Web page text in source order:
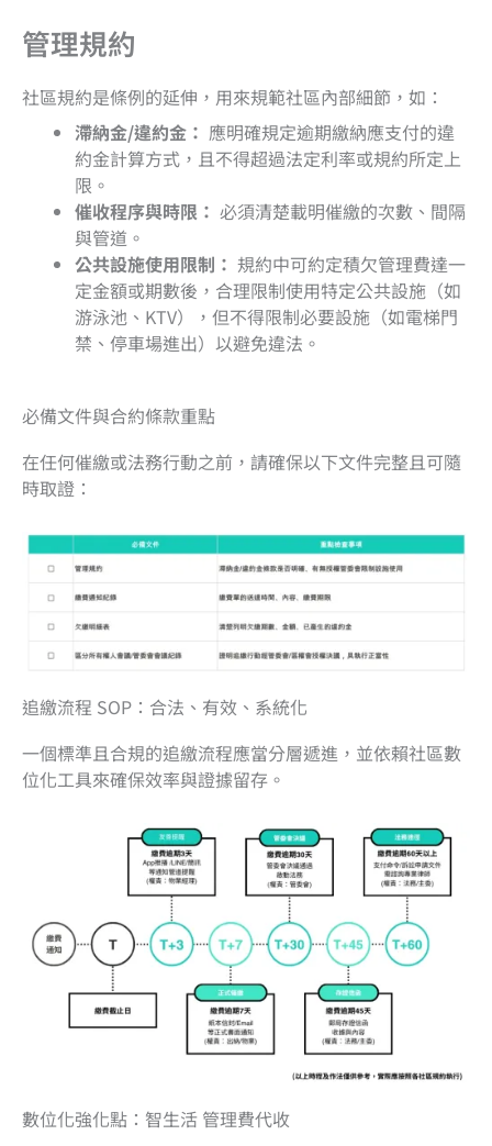
管理規約
社區規約是條例的延伸，用來規範社區內部細節，如：
滯納金/違約金： 應明確規定逾期繳納應支付的違
約金計算方式，且不得超過法定利率或規約所定上
限。
催收程序與時限： 必須清楚載明催繳的次數、間隔
與管道。
公共設施使用限制： 規約中可約定積欠管理費達一
定金額或期數後，合理限制使用特定公共設施（如
游泳池、KTV），但不得限制必要設施（如電梯門
禁、停車場進出）以避免違法。
必備文件與合約條款重點
在任何催繳或法務行動之前，請確保以下文件完整且可隨
時取證：
追繳流程 SOP：合法、有效、系統化
一個標準且合規的追繳流程應當分層遞進，並依賴社區數
位化工具來確保效率與證據留存。
數位化強化點：智生活 管理費代收